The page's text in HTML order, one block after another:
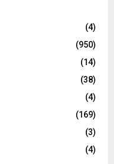
(4)
(950)
(14)
(38)
(4)
(169)
(3)
(4)